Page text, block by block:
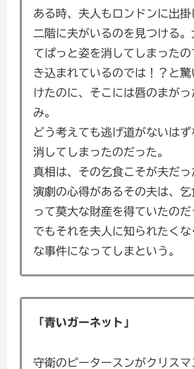
ある時、夫人もロンドンに出
二階に夫がいるのを見つける
てぱっと姿を消してしまった
き込まれているのでは！？と
けたのに、そこには唇のまが
み。
どう考えても逃げ道がないは
消してしまったのだった。
真相は、その乞食こそが夫だっ
演劇の心得があるその夫は、
って莫大な財産を得ていたのだ
でもそれを夫人に知られたく
な事件になってしまという。
「青いガーネット」
守衛のピータースンがクリス